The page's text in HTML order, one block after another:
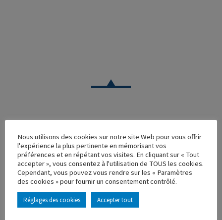
VOITURE
FORD V8 ROADSTER DECAPOTEE NOIR
Réf. : 100544
Rupture de stock
Caractéristique principales :
Nous utilisons des cookies sur notre site Web pour vous offrir
l'expérience la plus pertinente en mémorisant vos
préférences et en répétant vos visites. En cliquant sur « Tout
accepter », vous consentez à l'utilisation de TOUS les cookies.
Cependant, vous pouvez vous rendre sur les « Paramètres
des cookies » pour fournir un consentement contrôlé.
Réglages des cookies Accepter tout